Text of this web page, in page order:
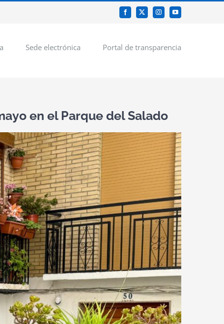
Facebook
X InstagramYouTube
Sede electrónica Portal de transparencia
en el Parque del Salado